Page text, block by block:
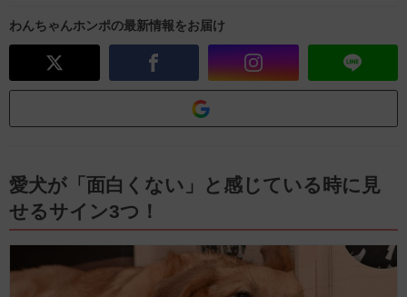
わんちゃんホンポの最新情報をお届け
愛犬が「面白くない」と感じている時に見
せるサイン3つ！